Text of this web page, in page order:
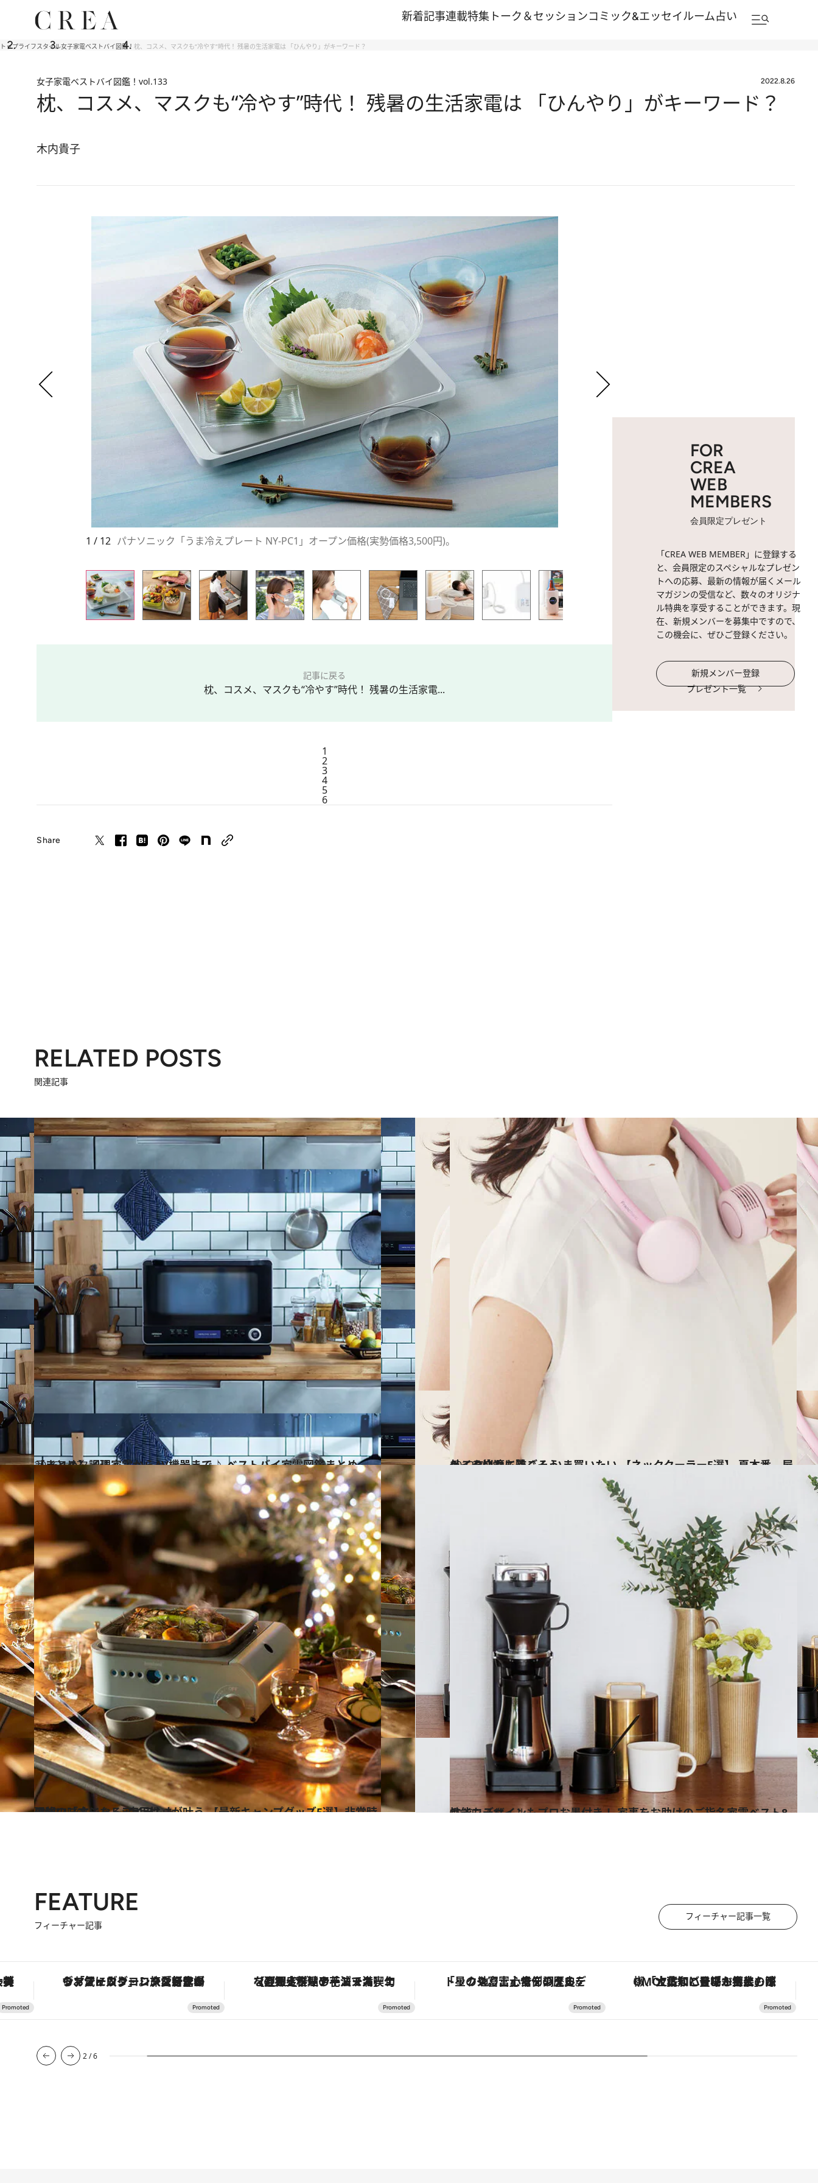
新着記事連載特集 トーク＆セッションコミック&エッセイルーム占い
トップライフスタイル女子家電ベストバイ図鑑！ 枕、コスメ、マスクも“冷やす”時代！ 残暑の生活家電は 「ひんやり」がキーワード？
女子家電ベストバイ図鑑！ vol.133 2022.8.26
枕、コスメ、マスクも“冷やす”時代！ 残暑の生活家電は 「ひんやり」がキーワード？
木内貴子
1 / 12 パナソニック「うま冷えプレート NY-PC1」オープン価格(実勢価格3,500円)。
記事に戻る
枕、コスメ、マスクも“冷やす”時代！ 残暑の生活家電...
1
2
3
4
5
6
Share
FOR
CREA
WEB
MEMBERS
会員限定プレゼント
「CREA WEB MEMBER」に登録する
と、会員限定のスペシャルなプレゼン
トへの応募、最新の情報が届くメール
マガジンの受信など、数々のオリジナ
ル特典を享受することができます。現
在、新規メンバーを募集中ですので、
この機会に、ぜひご登録ください。
新規メンバー登録
プレゼント一覧
RELATED POSTS
関連記事
2026.1.17
【まとめ】調理家電からAV機器まで♪ ベストバイ家電図鑑まとめ
ライフスタイル 2022.7.28
メイク崩れも防ぐ！ いま買いたい 【ネッククーラー5選】 夏本番、屋外こそ快適に過ごそう
ライフスタイル
2022.4.30
理想の「オシャレ×実用性」が叶う 【最新キャンプグッズ5選】非常時の強い味方になるアイテムも
ライフスタイル 2022.1.11
性能もデザインもプロお墨付き！ 家事をお助けのご指名家電ベスト8
ライフスタイル
FEATURE
フィーチャー記事
フィーチャー記事一覧
ギフトまで。大人のための「ReFa GINZA」クルーズ ヴァシュロン・コンスタンタン「オーヴァーシーズ・オートマティック」。旅愛好家のお気に入りコレクションから、ジェンダーレスな新作が登場 【夏限定ディナーコース】旬を迎える稚鮎や花ズッキーニなどをイタリア・トスカーナの郷土料理の手法で満喫！ 「星のや富士」でデジタルデトックス。冨士信仰の歴史を辿り、心身を調える。 「土佐和ハーブかき氷」がOMO7高知に登場！生姜、山椒、大葉など目にも舌にも涼を呼ぶ郷土の味
2/6